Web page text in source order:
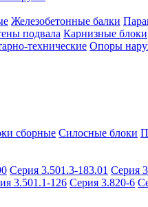
Железобетонные балки
подвала Карнизные блоки
технические Опоры
сборные Силосные блоки
Серия 3.501.3-183.01 Серия
3.501.1-126 Серия 3.820-6